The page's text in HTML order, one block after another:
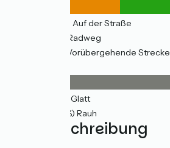
(56%) Auf der Straße
(44%) Radweg
(29%) Vorübergehende Strecke
(97%) Glatt
(2%) Rauh
Wegbeschreibung